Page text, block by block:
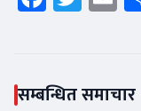
सम्बन्धित समाचार